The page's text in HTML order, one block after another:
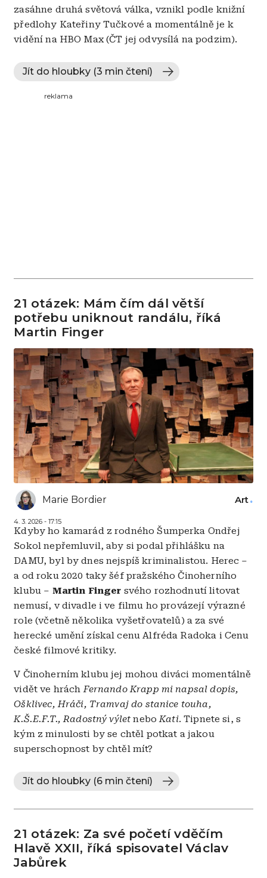
zasáhne druhá světová válka, vznikl podle knižní
předlohy Kateřiny Tučkové a momentálně je k
vidění na HBO Max (ČT jej odvysílá na podzim).
Jít do hloubky (3 min čtení)
reklama
21 otázek: Mám čím dál větší
potřebu uniknout randálu, říká
Martin Finger
Marie Bordier
4. 3. 2026 - 17:15
Art
Kdyby ho kamarád z rodného Šumperka Ondřej
Sokol nepřemluvil, aby si podal přihlášku na
DAMU, byl by dnes nejspíš kriminalistou. Herec –
a od roku 2020 taky šéf pražského Činoherního
klubu – Martin Finger svého rozhodnutí litovat
nemusí, v divadle i ve filmu ho provázejí výrazné
role (včetně několika vyšetřovatelů) a za své
herecké umění získal cenu Alfréda Radoka i Cenu
české filmové kritiky.
V Činoherním klubu jej mohou diváci momentálně
vidět ve hráchFernando Krapp mi napsal dopis,
Ošklivec, Hráči, Tramvaj do stanice touha,
K.Š.E.F.T., Radostný výletnebo Kati. Tipnete si, s
kým z minulosti by se chtěl potkat a jakou
superschopnost by chtěl mít?
Jít do hloubky (6 min čtení)
21 otázek: Za své početí vděčím
Hlavě XXII, říká spisovatel Václav
Jabůrek